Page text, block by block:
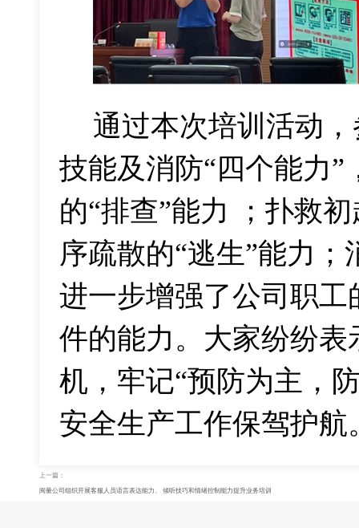
通过本次培训活动
技能及消防“四个能力”
的“排查”能力 ；扑救
序疏散的“逃生”能力
进一步增强了公司职工
件的能力。大家纷纷
机， 牢记“预防为主，
安全生产工作保驾护航
上一篇：
闽量公司组织开展客服人员语言表达能力、 倾听技巧和情绪控制能力提升业务培训